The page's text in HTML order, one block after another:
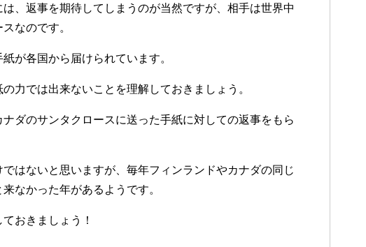
、返事を期待してしまうのが当然ですが、相手は世界中
なのです。
が各国から届けられています。
力では出来ないことを理解しておきましょう。
ダのサンタクロースに送った手紙に対しての返事をもら
はないと思いますが、毎年フィンランドやカナダの同じ
なかった年があるようです。
おきましょう！